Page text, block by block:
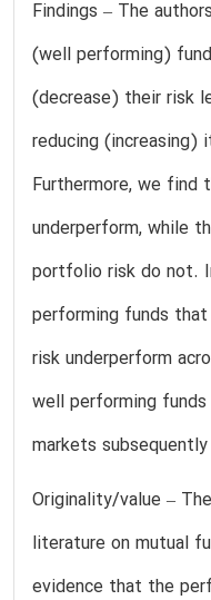
Findings – The
(well performing)
(decrease) their risk
reducing (increasing)
Furthermore, we find
underperform, while
portfolio risk do not.
performing funds
risk underperform
well performing
markets
Originality/value –
literature on mutual
evidence that the